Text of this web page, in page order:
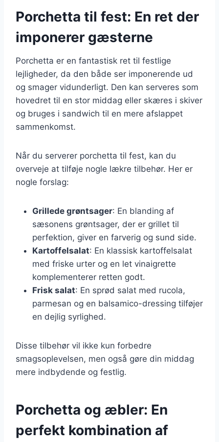
Porchetta til fest: En ret der
imponerer gæsterne
Porchetta er en fantastisk ret til festlige
lejligheder, da den både ser imponerende ud
og smager vidunderligt. Den kan serveres som
hovedret til en stor middag eller skæres i skiver
og bruges i sandwich til en mere afslappet
sammenkomst.
Når du serverer porchetta til fest, kan du
overveje at tilføje nogle lækre tilbehør. Her er
nogle forslag:
Grillede grøntsager: En blanding af
sæsonens grøntsager, der er grillet til
perfektion, giver en farverig og sund side.
Kartoffelsalat: En klassisk kartoffelsalat
med friske urter og en let vinaigrette
komplementerer retten godt.
Frisk salat: En sprød salat med rucola,
parmesan og en balsamico-dressing tilføjer
en dejlig syrlighed.
Disse tilbehør vil ikke kun forbedre
smagsoplevelsen, men også gøre din middag
mere indbydende og festlig.
Porchetta og æbler: En
perfekt kombination af